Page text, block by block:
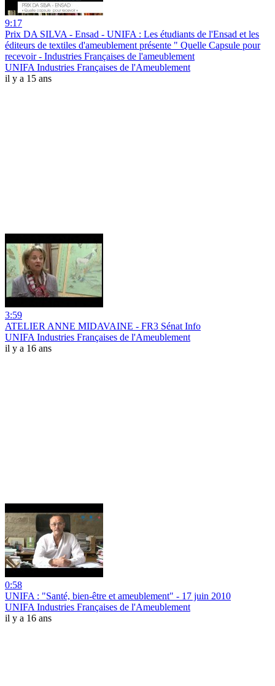
9:17
Prix DA SILVA - Ensad - UNIFA : Les étudiants de l'Ensad et les
éditeurs de textiles d'ameublement présente " Quelle Capsule pour
recevoir - Industries Françaises de l'ameublement
UNIFA Industries Françaises de l'Ameublement
il y a 15 ans
3:59
ATELIER ANNE MIDAVAINE - FR3 Sénat Info
UNIFA Industries Françaises de l'Ameublement
il y a 16 ans
0:58
UNIFA : "Santé, bien-être et ameublement" - 17 juin 2010
UNIFA Industries Françaises de l'Ameublement
il y a 16 ans